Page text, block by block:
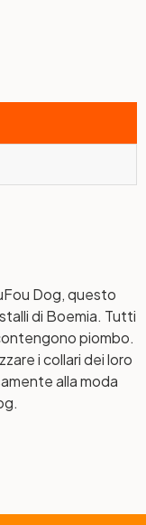
Dog, questo
di Boemia. Tutti
piombo.
i collari dei loro
alla moda